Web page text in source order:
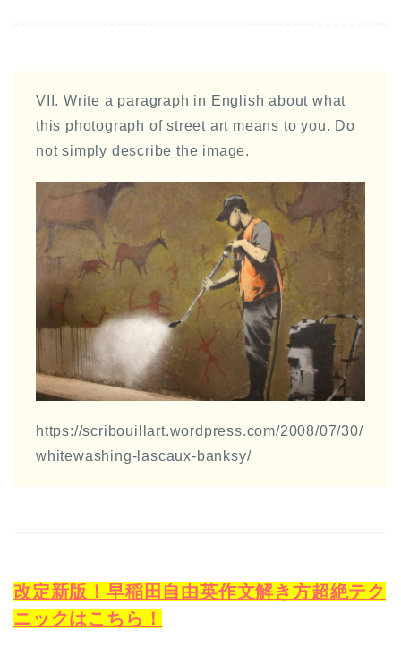
VII. Write a paragraph in English about what
this photograph of street art means to you. Do
not simply describe the image.
https://scribouillart.wordpress.com/2008/07/30/
whitewashing-lascaux-banksy/
改定新版！早稲田自由英作文解き方超絶テク
ニックはこちら！